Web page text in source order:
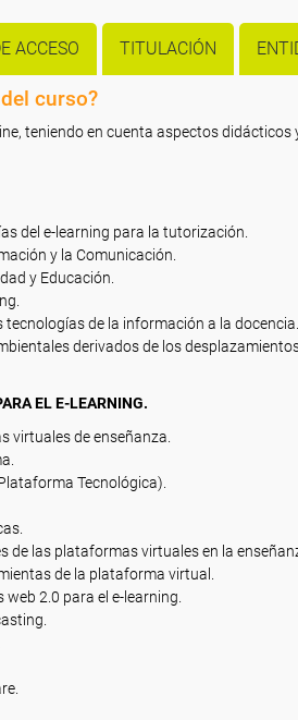
ACCESO TITULACIÓN
curso?
teniendo en cuenta aspectos didácticos
del e-learning para la tutorización.
y la Comunicación.
y Educación.
de la información a la docencia.
derivados de los
EL E-LEARNING.
virtuales de enseñanza.
Tecnológica).
de las plataformas virtuales en la
de la plataforma virtual.
2.0 para el e-learning.